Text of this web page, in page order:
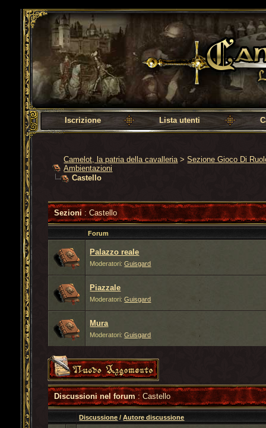
Camelot, la patria della cavalleria
Iscrizione Lista utenti
Camelot, la patria della cavalleria >Sezione Gioco Di
Ambientazioni
Castello
Sezioni: Castello
Forum
Palazzo reale
Moderatori:Guisgard
Piazzale
Moderatori:Guisgard
Mura
Moderatori:Guisgard
Discussioni nel forum: Castello
Discussione /Autore discussione